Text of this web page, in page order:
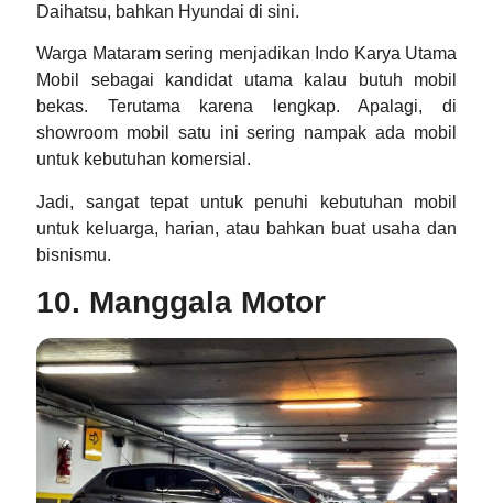
Daihatsu, bahkan Hyundai di sini.
Warga Mataram sering menjadikan Indo Karya Utama
Mobil sebagai kandidat utama kalau butuh mobil
bekas. Terutama karena lengkap. Apalagi, di
showroom mobil satu ini sering nampak ada mobil
untuk kebutuhan komersial.
Jadi, sangat tepat untuk penuhi kebutuhan mobil
untuk keluarga, harian, atau bahkan buat usaha dan
bisnismu.
10. Manggala Motor